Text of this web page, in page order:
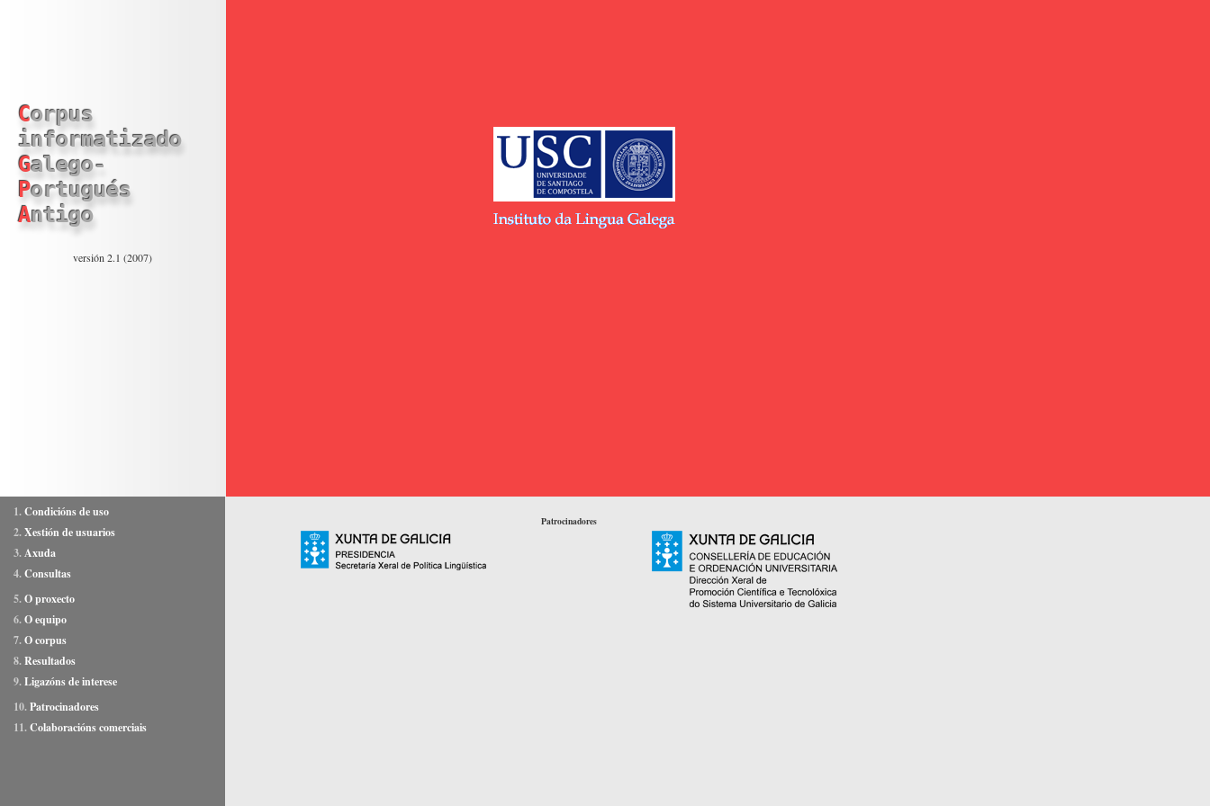
Corpus
informatizado
Galego-
Portugués
Antigo
versión 2.1 (2007)
1. Condicións de uso
2. Xestión de usuarios
3. Axuda
4. Consultas
5. O proxecto
6. O equipo
7. O corpus
8. Resultados
9. Ligazóns de interese
10. Patrocinadores
11. Colaboracións comerciais
Patrocinadores